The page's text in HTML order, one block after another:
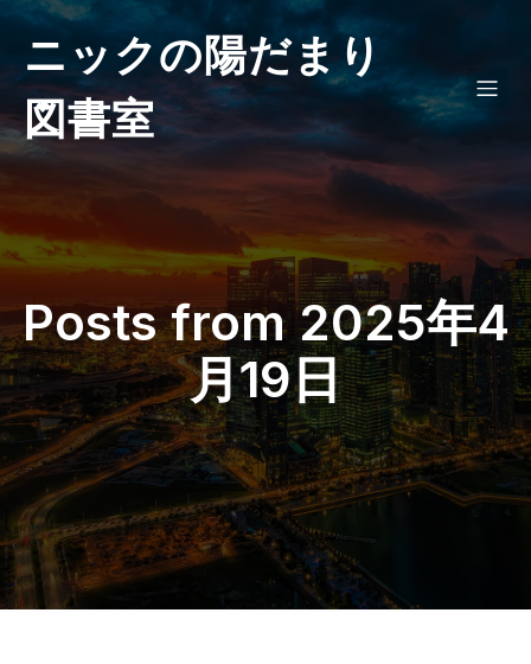
ニックの陽だまり
図書室
Posts from 2025年4
月19日